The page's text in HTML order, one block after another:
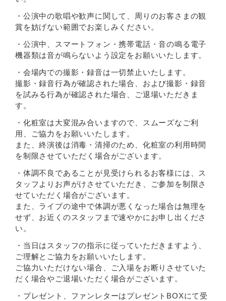
・公演中の歌唱や歓声に関して、周りのお客さまの観
賞を妨げない範囲でお楽しみください。
・公演中、スマートフォン・携帯電話・音の鳴る電子
機器類は音が鳴らないよう設定をお願いいたします。
・会場内での撮影・録音は一切禁止いたします。
撮影・録音行為が確認された場合、および撮影・録音
を試みる行為が確認された場合、ご退場いただきま
す。
・化粧室は大変混み合いますので、スムーズなご利
用、ご協力をお願いいたします。
また、終演後は消毒・清掃のため、化粧室の利用時間
を制限させていただく場合がございます。
・体調不良であることが見受けられるお客様には、ス
タッフよりお声がけさせていただき、ご参加を制限さ
せていただく場合がございます。
また、ライブの途中で体調が悪くなった場合は無理を
せず、お近くのスタッフまで速やかにお申し出くださ
い。
・当日はスタッフの指示に従っていただきますよう、
ご理解とご協力をお願いいたします。
ご協力いただけない場合、ご入場をお断りさせていた
だく場合やご退場いただく場合がございます。
・プレゼント、ファンレターはプレゼントBOXにて受